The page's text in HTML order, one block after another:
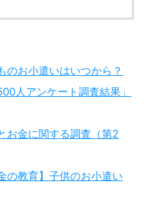
のお小遣いはいつから？
人アンケート調査結果」
お金に関する調査（第2
の教育】子供のお小遣い